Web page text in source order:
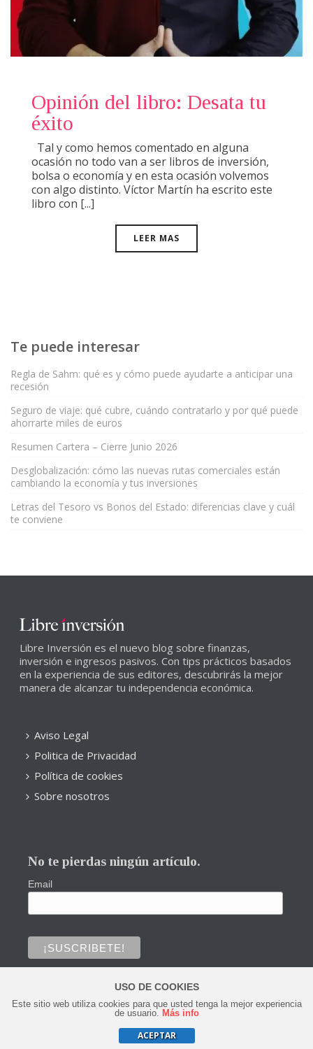
Opinión del libro: Desata tu
éxito
Tal y como hemos comentado en alguna
ocasión no todo van a ser libros de inversión,
bolsa o economía y en esta ocasión volvemos
con algo distinto. Víctor Martín ha escrito este
libro con [...]
LEER MAS
Te puede interesar
Regla de Sahm: qué es y cómo puede ayudarte a anticipar una
recesión
Seguro de viaje: qué cubre, cuándo contratarlo y por qué puede
ahorrarte miles de euros
Resumen Cartera – Cierre Junio 2026
Desglobalización: cómo las nuevas rutas comerciales están
cambiando la economía y tus inversiones
Letras del Tesoro vs Bonos del Estado: diferencias clave y cuál
te conviene
Libre Inversión es el nuevo blog sobre finanzas,
inversión e ingresos pasivos. Con tips prácticos basados
en la experiencia de sus editores, descubrirás la mejor
manera de alcanzar tu independencia económica.
Aviso Legal
Politica de Privacidad
Política de cookies
Sobre nosotros
No te pierdas ningún artículo.
Email
Copyright © 2020 Todos los derechos reservados.
0
USO DE COOKIES
Este sitio web utiliza cookies para que usted tenga la mejor experiencia
de usuario. Más info
ACEPTAR